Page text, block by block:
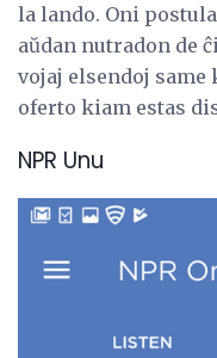
la lando. Oni
aŭdan nutradon de
vojaj elsendoj
oferto kiam estas
NPR Unu